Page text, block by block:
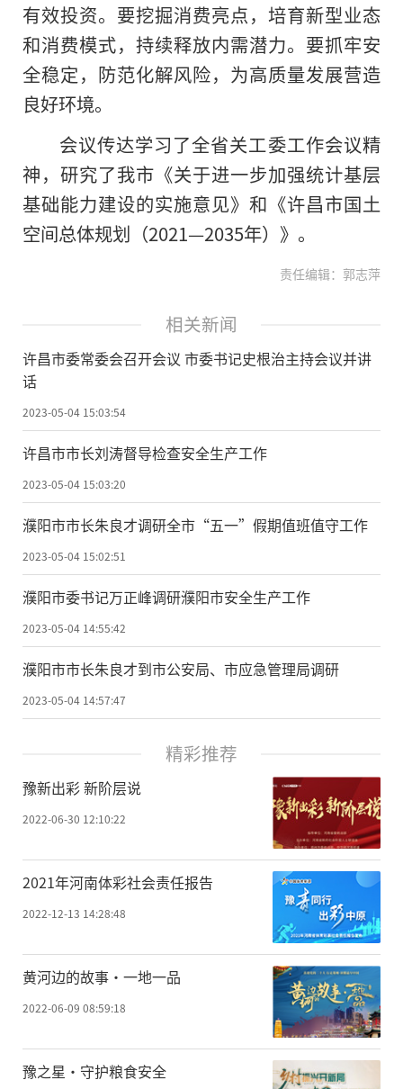
有效投资。要挖掘消费亮点，培育新型业态
和消费模式，持续释放内需潜力。要抓牢安
全稳定，防范化解风险，为高质量发展营造
良好环境。
会议传达学习了全省关工委工作会议精
神，研究了我市《关于进一步加强统计基层
基础能力建设的实施意见》和《许昌市国土
空间总体规划（2021—2035年）》。
责任编辑：郭志萍
相关新闻
许昌市委常委会召开会议 市委书记史根治主持会议并讲
话
2023-05-04 15:03:54
许昌市市长刘涛督导检查安全生产工作
2023-05-04 15:03:20
濮阳市市长朱良才调研全市“五一”假期值班值守工作
2023-05-04 15:02:51
濮阳市委书记万正峰调研濮阳市安全生产工作
2023-05-04 14:55:42
濮阳市市长朱良才到市公安局、市应急管理局调研
2023-05-04 14:57:47
精彩推荐
豫新出彩 新阶层说
2022-06-30 12:10:22
2021年河南体彩社会责任报告
2022-12-13 14:28:48
黄河边的故事·一地一品
2022-06-09 08:59:18
豫之星·守护粮食安全